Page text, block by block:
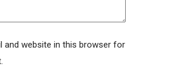
and website in this browser for